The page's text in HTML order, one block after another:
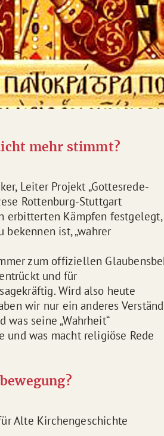
mehr stimmt?
Leiter Projekt „Gottesrede-
Rottenburg-Stuttgart
erbitterten Kämpfen festgelegt,
bekennen ist, „wahrer
zum offiziellen
und für
Wird also heute
wir nur ein anderes
seine „Wahrheit“
und was macht religiöse Rede
Alte Kirchengeschichte